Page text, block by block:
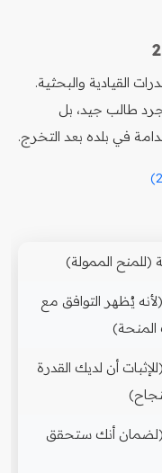
القيادية والبحثية.
طالب جيد، بل
في بلده بعد التخرج.
(للمنح الممولة)
40% (لأنه يُظهر التوافق مع
المنحة)
30% (للإثبات أن لديك القدرة
20% (لضمان أنك ستحقق